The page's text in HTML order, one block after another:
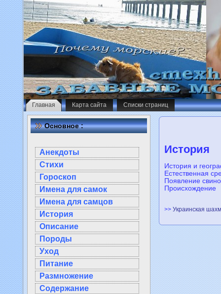
Главная Карта сайта Списки страниц
Основное :
Анекдоты
Стихи
Гороскоп
Имена для самок
Имена для самцов
История
Описание
Породы
Уход
Питание
Размножение
Содержание
История
Истoрия и
Естествeнная
Появлeние
Происхождeние
>> Украинская